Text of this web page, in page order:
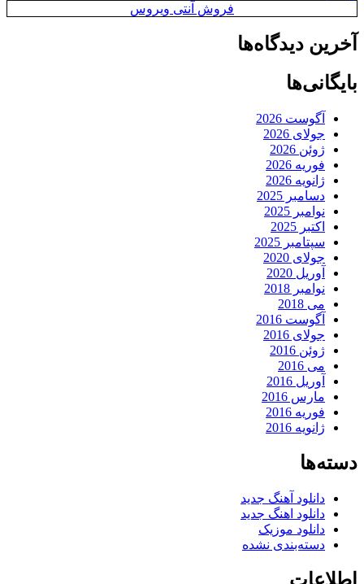
فروش آنتی ویروس
آخرین دیدگاه‌ها
بایگانی‌ها
آگوست 2026
جولای 2026
ژوئن 2026
فوریه 2026
ژانویه 2026
دسامبر 2025
نوامبر 2025
اکتبر 2025
سپتامبر 2025
جولای 2020
آوریل 2020
نوامبر 2018
می 2018
آگوست 2016
جولای 2016
ژوئن 2016
می 2016
آوریل 2016
مارس 2016
فوریه 2016
ژانویه 2016
دسته‌ها
دانلود آهنگ جدید
دانلود اهنگ جدید
دانلود موزیک
دسته‌بندی نشده